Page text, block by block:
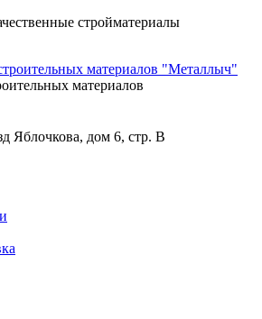
стройматериалы
материалов
Яблочкова, дом 6, стр. В